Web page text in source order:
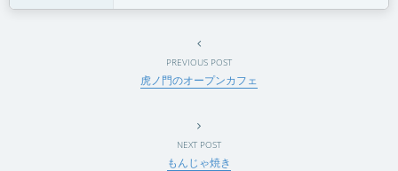
PREVIOUS POST
虎ノ門のオープンカフェ
NEXT POST
もんじゃ焼き